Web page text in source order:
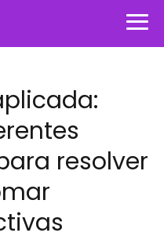
resolver